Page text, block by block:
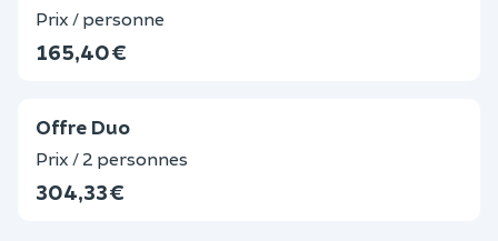
Prix / personne
165,40 €
Offre Duo
Prix / 2 personnes
304,33 €